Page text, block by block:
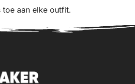
toe aan elke outfit.